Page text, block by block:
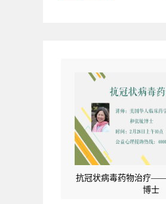
抗冠状病毒药物治疗
博士